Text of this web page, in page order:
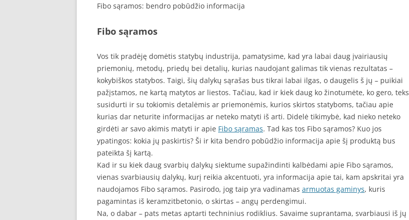
Fibo sąramos: bendro pobūdžio informacija
Fibo sąramos
Vos tik pradėję domėtis statybų industrija, pamatysime, kad yra labai daug įvairiausių
priemonių, metodų, priedų bei detalių, kurias naudojant galimas tik vienas rezultatas –
kokybiškos statybos. Taigi, šių dalykų sąrašas bus tikrai labai ilgas, o daugelis š jų – puikiai
pažįstamos, ne kartą matytos ar liestos. Tačiau, kad ir kiek daug ko žinotumėte, ko gero, teks
susidurti ir su tokiomis detalėmis ar priemonėmis, kurios skirtos statyboms, tačiau apie
kurias dar neturite informacijas ar neteko matyti iš arti. Didelė tikimybė, kad nieko neteko
girdėti ar savo akimis matyti ir apie Fibo sąramas. Tad kas tos Fibo sąramos? Kuo jos
ypatingos: kokia jų paskirtis? Ši ir kita bendro pobūdžio informacija apie šį produktą bus
pateikta šį kartą.
Kad ir su kiek daug svarbių dalykų siektume supažindinti kalbėdami apie Fibo sąramos,
vienas svarbiausių dalykų, kurį reikia akcentuoti, yra informacija apie tai, kam apskritai yra
naudojamos Fibo sąramos. Pasirodo, jog taip yra vadinamas armuotas gaminys, kuris
pagamintas iš keramzitbetonio, o skirtas – angų perdengimui.
Na, o dabar – pats metas aptarti techninius rodiklius. Savaime suprantama, svarbiausi iš jų